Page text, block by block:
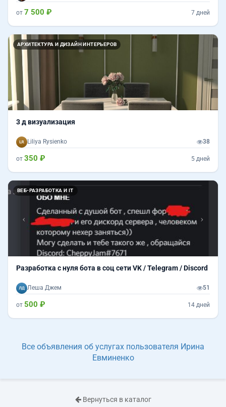
от 7 500 ₽ 7 дней
АРХИТЕКТУРА И ДИЗАЙН ИНТЕРЬЕРОВ
3 д визуализация
Liliya Rysienko 38
от 350 ₽ 5 дней
ВЕБ-РАЗРАБОТКА И IT
Назад
Разработка с нуля бота в соц сети VK / Telegram / Discord
Леша Джем 51
от 500 ₽ 14 дней
Все объявления об услугах пользователя Ирина
Евминенко
Вернуться в каталог